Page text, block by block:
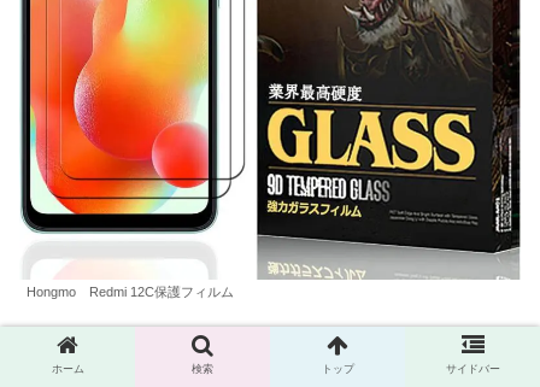
Hongmo Redmi 12C保護フィルム
画面保護用のガラスフィルム２枚入りです。
ホーム 検索 トップ サイドバー